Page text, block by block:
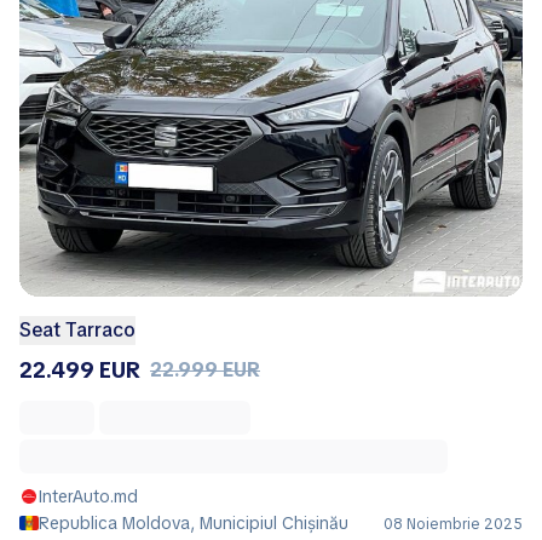
Seat Tarraco
22.499 EUR 22.999 EUR
InterAuto.md
Republica Moldova, Municipiul Chișinău
08 Noiembrie 2025